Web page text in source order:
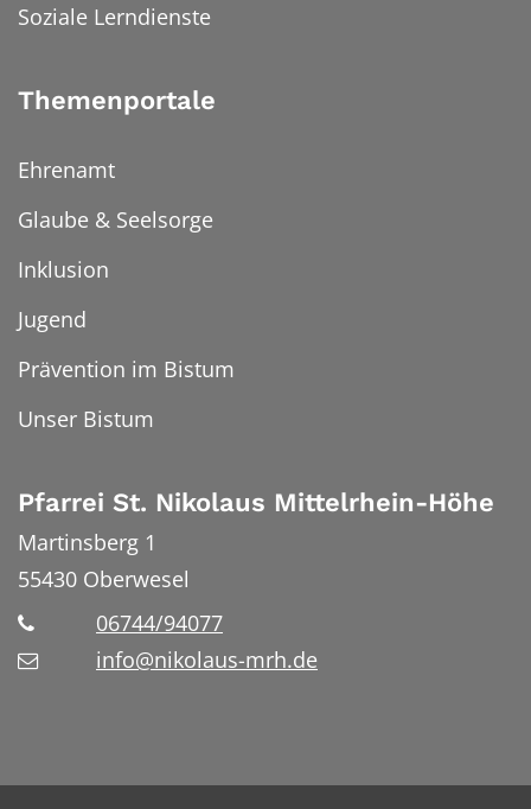
Soziale Lerndienste
Themenportale
Ehrenamt
Glaube & Seelsorge
Inklusion
Jugend
Prävention im Bistum
Unser Bistum
Pfarrei St. Nikolaus Mittelrhein-Höhe
Martinsberg 1
55430 Oberwesel
06744/94077
info@nikolaus-mrh.de